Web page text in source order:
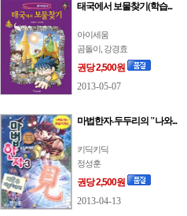
태국에서 보물찾기(학습...
아이세움
곰돌이, 강경효
권당 2,500원
2013-05-07
마법한자-두두리의 "나와...
키딕키딕
정성훈
권당 2,500원
2013-04-13